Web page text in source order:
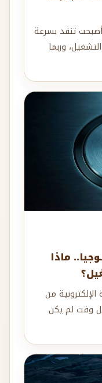
تنفد بسرعة
وربما
ماذا
من
وقت لم يكن